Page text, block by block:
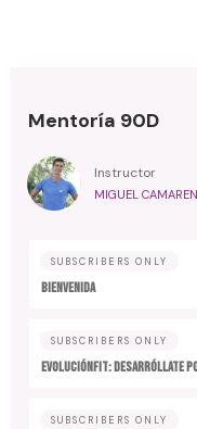
Mentoría 90D
Instructor
MIGUEL
SUBSCRIBERS ONLY
BIENVENIDA
SUBSCRIBERS ONLY
EvoluciónFit: desarróllate
SUBSCRIBERS ONLY